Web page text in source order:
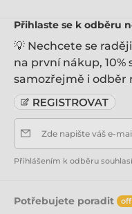
Přihlaste se k odběru
💡 Nechcete se
na první nákup, 10%
samozřejmě i odběr
Zde napište váš e-
Přihlášením k odběru
Potřebujete poradit